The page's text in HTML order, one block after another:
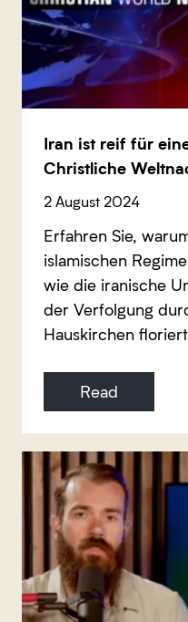
Iran ist reif für
Christliche
2 August 2024
Erfahren Sie,
islamischen
wie die iranische
der Verfolgung
Hauskirchen floriert
Read